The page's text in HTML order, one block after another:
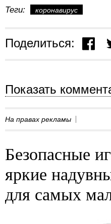
Теги: коронавирус
Поделиться:
Показать
На правах рекламы
Безопасные
яркие
для самых